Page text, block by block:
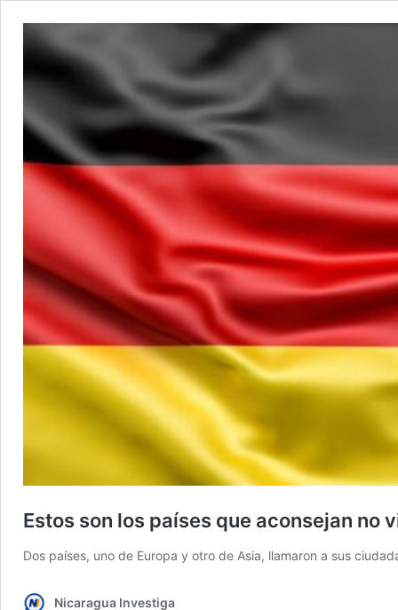
Estos son los países que aconsejan no
Dos países, uno de Europa y otro de Asia, llamaron a sus
Nicaragua Investiga